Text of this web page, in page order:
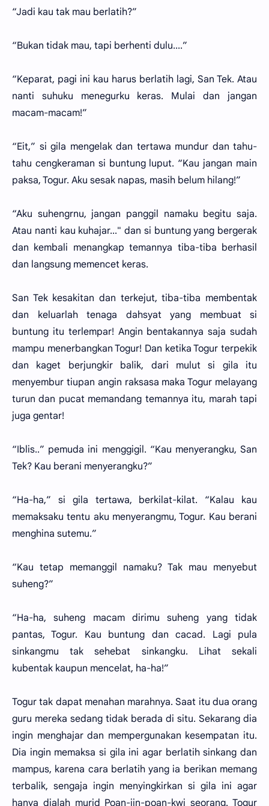
“Jadi kau tak mau berlatih?”
“Bukan tidak mau, tapi berhenti dulu....”
“Keparat, pagi ini kau harus berlatih lagi, San Tek. Atau
nanti suhuku menegurku keras. Mulai dan jangan
macam-macam!”
“Eit,” si gila mengelak dan tertawa mundur dan tahu-
tahu cengkeraman si buntung luput. “Kau jangan main
paksa, Togur. Aku sesak napas, masih belum hilang!”
“Aku suhengrnu, jangan panggil namaku begitu saja.
Atau nanti kau kuhajar..." dan si buntung yang bergerak
dan kembali menangkap temannya tiba-tiba berhasil
dan langsung memencet keras.
San Tek kesakitan dan terkejut, tiba-tiba membentak
dan keluarlah tenaga dahsyat yang membuat si
buntung itu terlempar! Angin bentakannya saja sudah
mampu menerbangkan Togur! Dan ketika Togur terpekik
dan kaget berjungkir balik, dari mulut si gila itu
menyembur tiupan angin raksasa maka Togur melayang
turun dan pucat memandang temannya itu, marah tapi
juga gentar!
“Iblis..” pemuda ini menggigil. “Kau menyerangku, San
Tek? Kau berani menyerangku?”
“Ha-ha,” si gila tertawa, berkilat-kilat. “Kalau kau
memaksaku tentu aku menyerangmu, Togur. Kau berani
menghina sutemu.”
“Kau tetap memanggil namaku? Tak mau menyebut
suheng?”
“Ha-ha, suheng macam dirimu suheng yang tidak
pantas, Togur. Kau buntung dan cacad. Lagi pula
sinkangmu tak sehebat sinkangku. Lihat sekali
kubentak kaupun mencelat, ha-ha!”
Togur tak dapat menahan marahnya. Saat itu dua orang
guru mereka sedang tidak berada di situ. Sekarang dia
ingin menghajar dan mempergunakan kesempatan itu.
Dia ingin memaksa si gila ini agar berlatih sinkang dan
mampus, karena cara berlatih yang ia berikan memang
terbalik, sengaja ingin menyingkirkan si gila ini agar
hanya dialah murid Poan-jin-poan-kwi seorang. Togur